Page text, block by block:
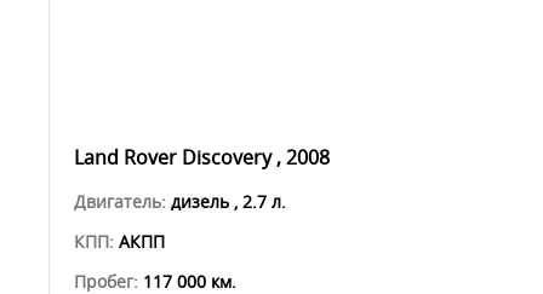
Land Rover Discovery , 2008
Двигатель: дизель , 2.7 л.
КПП: АКПП
Пробег: 117 000 км.